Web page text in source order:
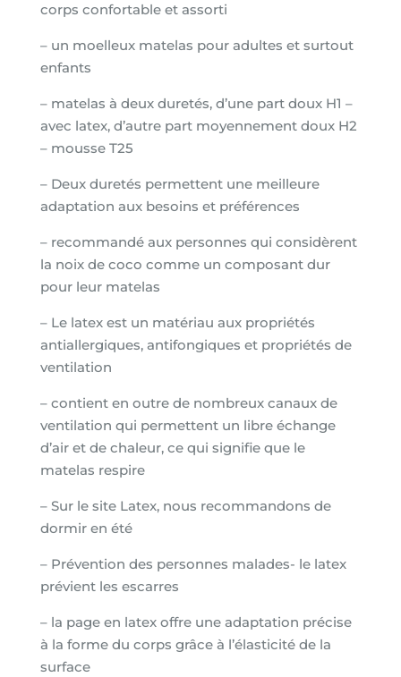
corps confortable et assorti
– un moelleux matelas pour adultes et surtout
enfants
– matelas à deux duretés, d’une part doux H1 –
avec latex, d’autre part moyennement doux H2
– mousse T25
– Deux duretés permettent une meilleure
adaptation aux besoins et préférences
– recommandé aux personnes qui considèrent
la noix de coco comme un composant dur
pour leur matelas
– Le latex est un matériau aux propriétés
antiallergiques, antifongiques et propriétés de
ventilation
– contient en outre de nombreux canaux de
ventilation qui permettent un libre échange
d’air et de chaleur, ce qui signifie que le
matelas respire
– Sur le site Latex, nous recommandons de
dormir en été
– Prévention des personnes malades- le latex
prévient les escarres
– la page en latex offre une adaptation précise
à la forme du corps grâce à l’élasticité de la
surface